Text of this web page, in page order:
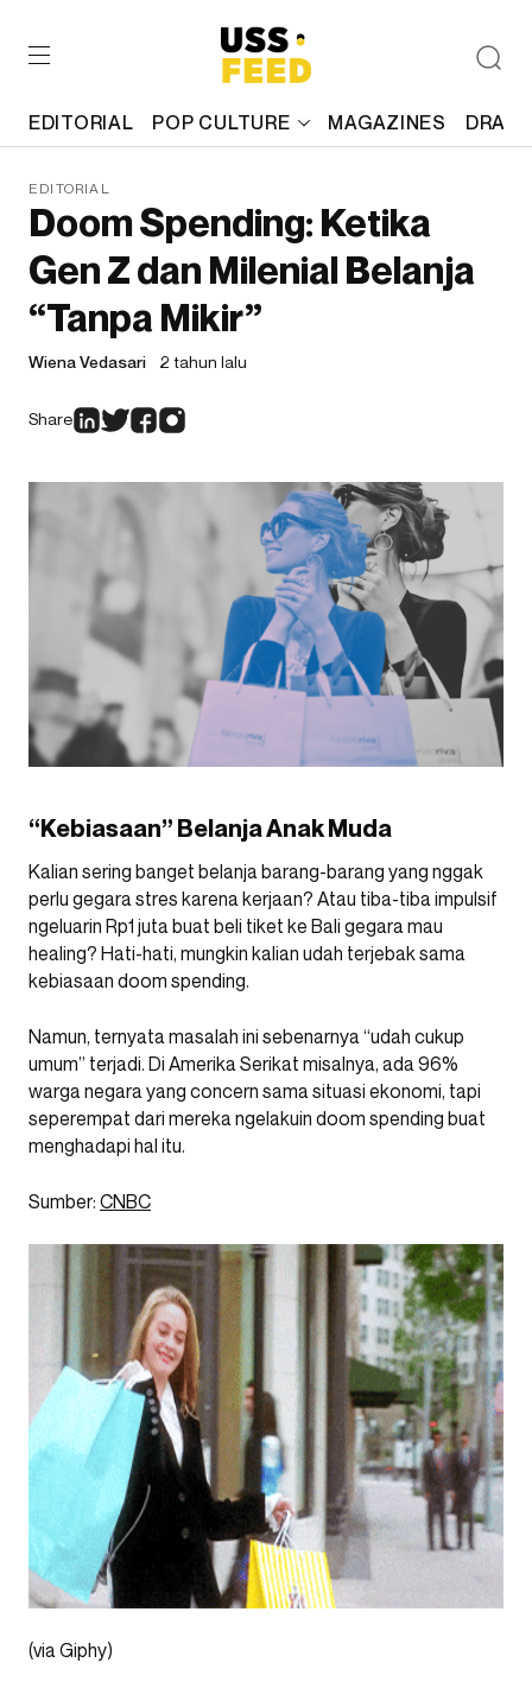
EDITORIAL POP CULTURE MAGAZINES
EDITORIAL
Doom Spending: Ketika
Gen Z dan Milenial Belanja
“Tanpa Mikir”
Wiena Vedasari 2 tahun lalu
Share
“Kebiasaan” Belanja Anak Muda
Kalian sering banget belanja barang-barang yang nggak
perlu gegara stres karena kerjaan? Atau tiba-tiba impulsif
ngeluarin Rp1 juta buat beli tiket ke Bali gegara mau
healing? Hati-hati, mungkin kalian udah terjebak sama
kebiasaan doom spending.
Namun, ternyata masalah ini sebenarnya “udah cukup
umum” terjadi. Di Amerika Serikat misalnya, ada 96%
warga negara yang concern sama situasi ekonomi, tapi
seperempat dari mereka ngelakuin doom spending buat
menghadapi hal itu.
Sumber: CNBC
(via Giphy)